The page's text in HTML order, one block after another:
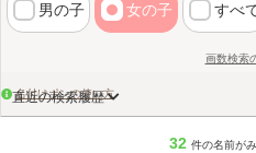
男の子 女の子 すべ
画数検索
名付けポンの使い方
直近の検索履歴
32 件の名前が